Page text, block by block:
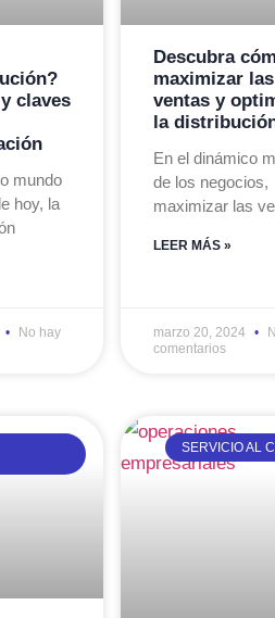
claves
mundo
hoy, la
No hay
Descubra
maximizar las
ventas y
la
En el dinámico
de los negocios,
maximizar las
LEER MÁS »
marzo 20, 2024
comentarios
SERVICIO AL